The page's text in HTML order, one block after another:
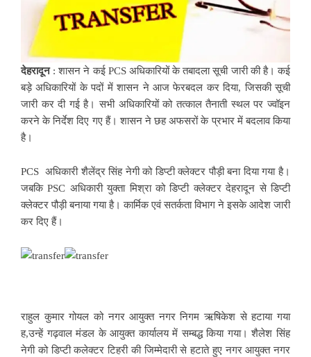
देहरादून: शासन ने कई PCS अधिकारियों के तबादला सूची जारी की है। कई
बड़े अधिकारियों के पदों में शासन ने आज फेरबदल कर दिया, जिसकी सूची
जारी कर दी गई है। सभी अधिकारियों को तत्काल तैनाती स्थल पर ज्वॉइन
करने के निर्देश दिए गए हैं। शासन ने छह अफसरों के प्रभार में बदलाव किया
है।
PCS अधिकारी शैलेंद्र सिंह नेगी को डिप्टी क्लेक्टर पौड़ी बना दिया गया है।
जबकि PSC अधिकारी युक्ता मिश्रा को डिप्टी क्लेक्टर देहरादून से डिप्टी
क्लेक्टर पौड़ी बनाया गया है। कार्मिक एवं सतर्कता विभाग ने इसके आदेश जारी
कर दिए हैं।
राहुल कुमार गोयल को नगर आयुक्त नगर निगम ऋषिकेश से हटाया गया
ह,उन्हें गढ़वाल मंडल के आयुक्त कार्यालय में सम्बद्ध किया गया। शैलेश सिंह
नेगी को डिप्टी कलेक्टर टिहरी की जिम्मेदारी से हटाते हुए नगर आयुक्त नगर